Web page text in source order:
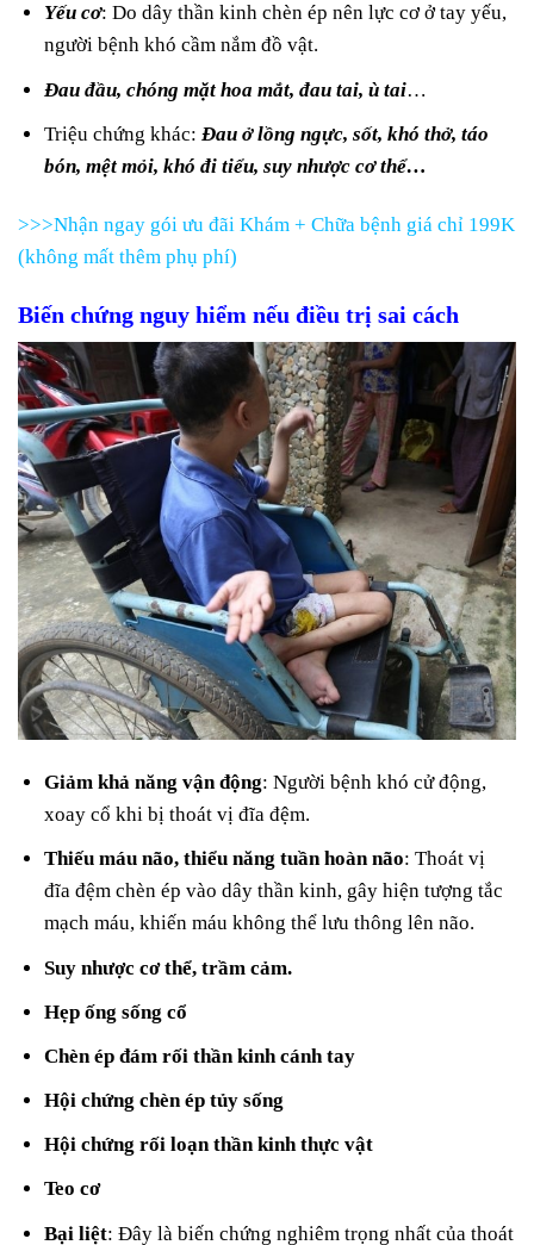
Yếu cơ: Do dây thần kinh chèn ép nên lực cơ ở tay yếu,
người bệnh khó cầm nắm đồ vật.
Đau đầu, chóng mặt hoa mắt, đau tai, ù tai…
Triệu chứng khác:Đau ở lồng ngực, sốt, khó thở, táo
bón, mệt mỏi, khó đi tiểu, suy nhược cơ thể…
>>>Nhận ngay gói ưu đãi Khám + Chữa bệnh giá chỉ 199K
(không mất thêm phụ phí)
Biến chứng nguy hiểm nếu điều trị sai cách
Giảm khả năng vận động: Người bệnh khó cử động,
xoay cổ khi bị thoát vị đĩa đệm.
Thiếu máu não, thiểu năng tuần hoàn não: Thoát vị
đĩa đệm chèn ép vào dây thần kinh, gây hiện tượng tắc
mạch máu, khiến máu không thể lưu thông lên não.
Suy nhược cơ thể, trầm cảm.
Hẹp ống sống cổ
Chèn ép đám rối thần kinh cánh tay
Hội chứng chèn ép tủy sống
Hội chứng rối loạn thần kinh thực vật
Teo cơ
Bại liệt: Đây là biến chứng nghiêm trọng nhất của thoát